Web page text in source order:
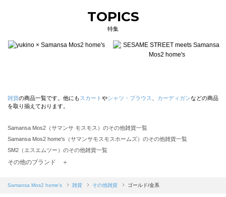
TOPICS
特集
雑貨の商品一覧です。他にも スカート やシャツ・ブラウス カーディガンなどの商品
を取り揃えております。
Samansa Mos2（サマンサ モスモス）のその他雑貨一覧
Samansa Mos2 home's（サマンサモスモスホームズ）のその他雑貨一覧
SM2（エスエムツー）のその他雑貨一覧
TSUHARU by Samansa Mos2（ツハルバイサマンサモスモス）のその他雑貨一覧
Samansa Mos2 blue（サマンサモスモス ブルー）のその他雑貨一覧
その他のブランド ＋
Samansa Mos2 home's 雑貨 その他雑貨 ゴールド/金系